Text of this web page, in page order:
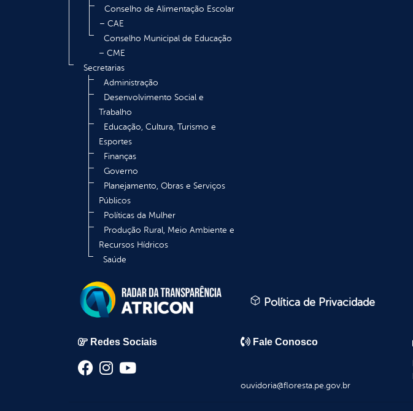
Conselho de Alimentação Escolar
– CAE
Conselho Municipal de Educação
– CME
Secretarias
Administração
Desenvolvimento Social e
Trabalho
Educação, Cultura, Turismo e
Esportes
Finanças
Governo
Planejamento, Obras e Serviços
Públicos
Políticas da Mulher
Produção Rural, Meio Ambiente e
Recursos Hídricos
Saúde
Política de Privacidade
Redes Sociais Fale Conosco
ouvidoria@floresta.pe.gov.br